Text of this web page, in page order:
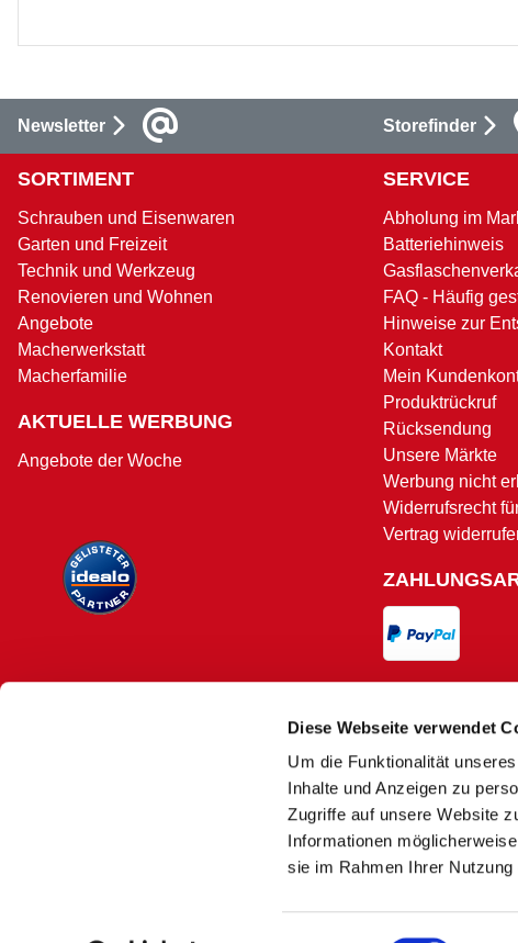
Diese Webseite verwendet
Um die Funktionalität
Inhalte und Anzeigen zu
Zugriffe auf unsere Website
Informationen
sie im Rahmen Ihrer
Newsletter Storefinder
SORTIMENT
Schrauben und Eisenwaren
Garten und Freizeit
Technik und Werkzeug
Renovieren und Wohnen
Angebote
Macherwerkstatt
Macherfamilie
AKTUELLE WERBUNG
Angebote der Woche
SERVICE
Abholung im
Batteriehinweis
FAQ - Häufig
Hinweise zur
Kontakt
Mein
Produktrückruf
Rücksendung
Unsere Märkte
Werbung nicht
Widerrufsrecht
Vertrag
Versand und
Es kann zu